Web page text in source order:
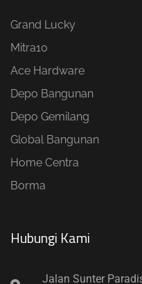
Grand Lucky
Mitra10
Ace Hardware
Depo Bangunan
Depo Gemilang
Global Bangunan
Home Centra
Borma
Hubungi Kami​
Jalan Sunter